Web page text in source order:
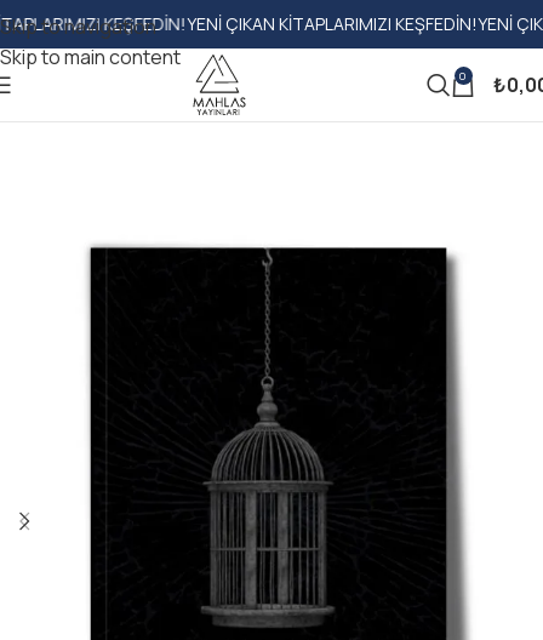
Skip to navigation
Skip to main content
KEŞFEDIN!YENI ÇIKAN KITAPLARIMIZI KEŞFEDIN!YENI ÇIKAN
0 ₺